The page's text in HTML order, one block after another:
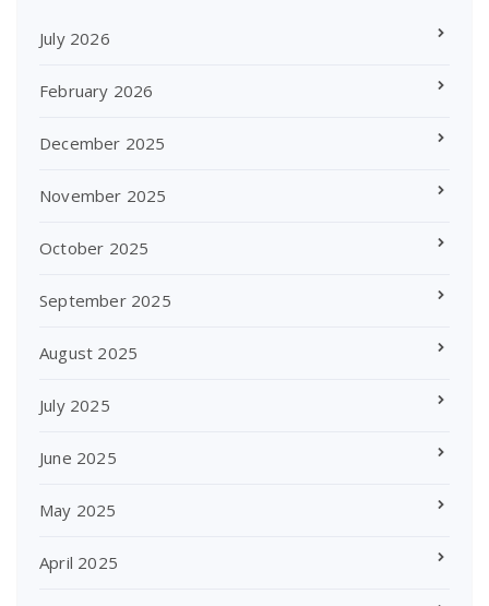
July 2026
February 2026
December 2025
November 2025
October 2025
September 2025
August 2025
July 2025
June 2025
May 2025
April 2025